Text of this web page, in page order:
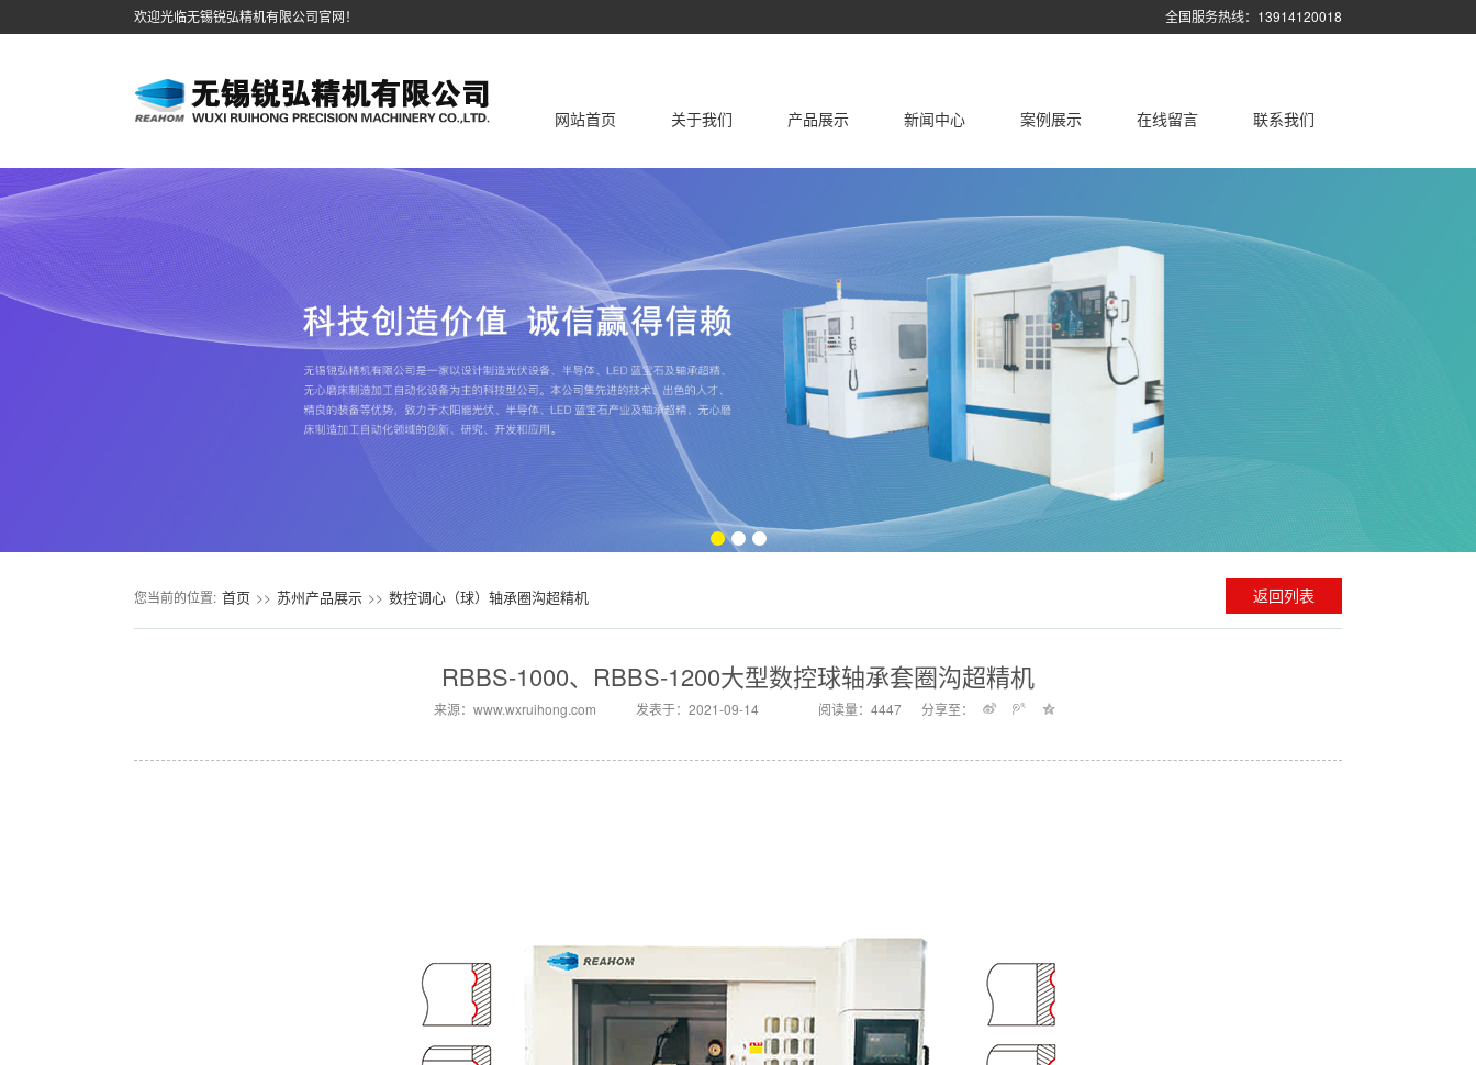
欢迎光临无锡锐弘精机有限公司官网！ 全国服务热线：13914120018
网站首页 关于我们 产品展示
大型数控圆锥圆柱滚道类复合超精机 轮毂（球）轴承圈沟（滚）超精机
数控调心（球）轴承圈沟超精机 滚子轴承超精机
大修改造
新闻中心 案例展示 在线留言 联系我们
返回列表
您当前的位置: 首页 >> 苏州产品展示 >> 数控调心（球）轴承圈沟超精机
RBBS-1000、RBBS-1200大型数控球轴承套圈沟超精机
来源：www.wxruihong.com 发表于：2021-09-14 阅读量：4447 分享至：